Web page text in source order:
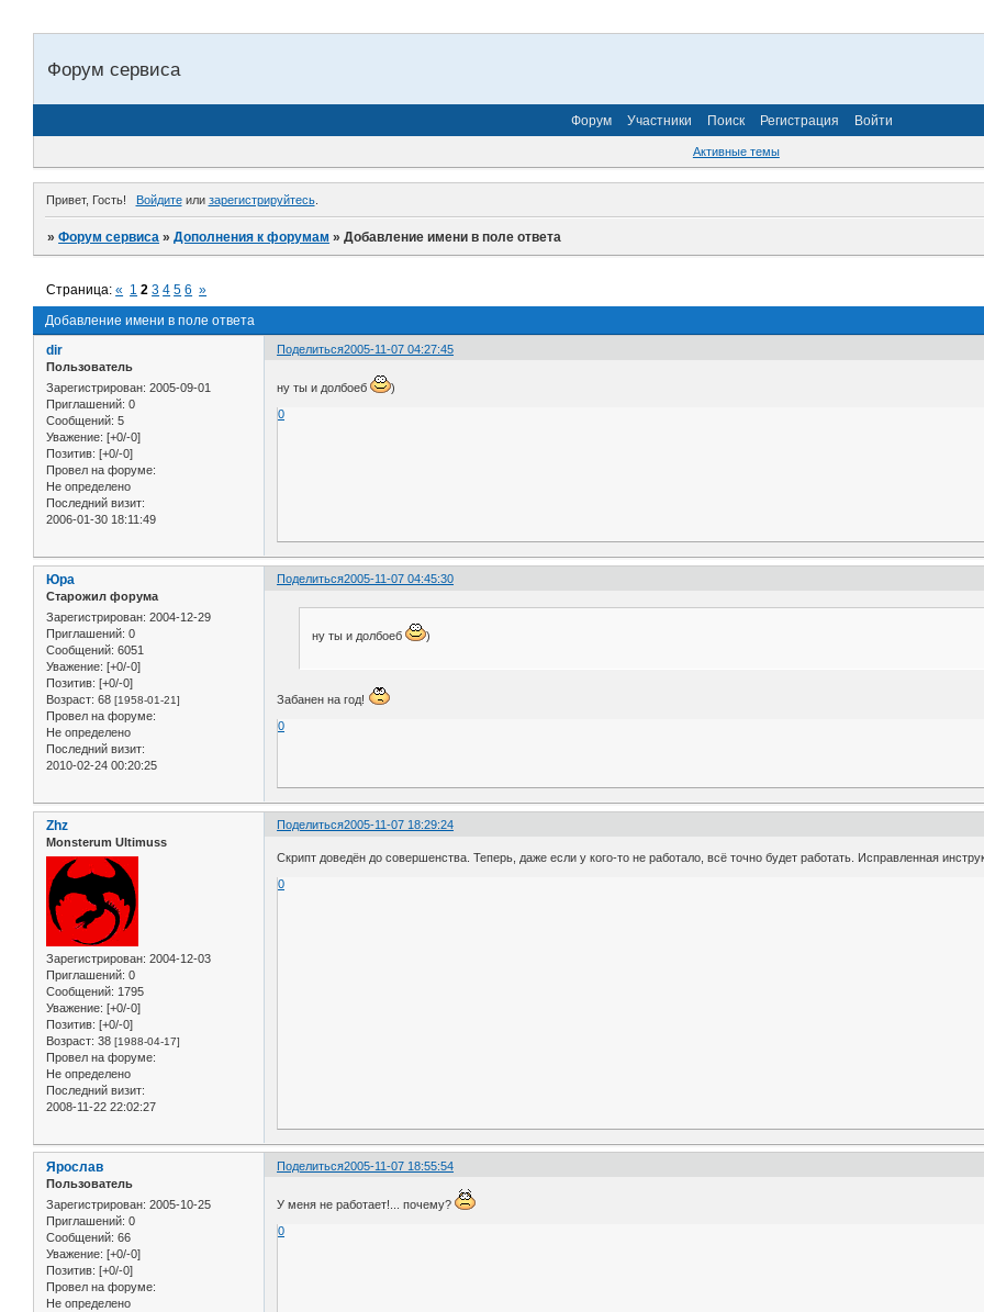
Форум сервиса
Форум Участники Поиск Регистрация Войти
Активные темы
Привет, Гость! Войдитеили зарегистрируйтесь.
»Форум сервиса »Дополнения к форумам »Добавление имени в поле ответа
Добавление имени в поле ответа
Страница:« 1 2 3 4 5 6 »
Поделиться2005-11-07 04:27:45
dir
Пользователь
Зарегистрирован: 2005-09-01
Приглашений: 0
Сообщений: 5
Уважение: [+0/-0]
Позитив: [+0/-0]
Провел на форуме:
Не определено
Последний визит:
2006-01-30 18:11:49
ну ты и долбоеб
)
0
Поделиться2005-11-07 04:45:30
Юра
Старожил форума
Зарегистрирован: 2004-12-29
Приглашений: 0
Сообщений: 6051
Уважение: [+0/-0]
Позитив: [+0/-0]
Возраст: 68 [1958-01-21]
Провел на форуме:
Не определено
Последний визит:
2010-02-24 00:20:25
ну ты и долбоеб )
Забанен на год!
0
Поделиться2005-11-07 18:29:24
Zhz
Monsterum Ultimuss
Зарегистрирован: 2004-12-03
Приглашений: 0
Сообщений: 1795
Уважение: [+0/-0]
Позитив: [+0/-0]
Возраст: 38 [1988-04-17]
Провел на форуме:
Не определено
Последний визит:
2008-11-22 22:02:27
Скрипт доведён до совершенства. Теперь, даже если у кого-то не работало, всё точно будет работать. Исправленная
0
Поделиться2005-11-07 18:55:54
Ярослав
Пользователь
Зарегистрирован: 2005-10-25
Приглашений: 0
Сообщений: 66
Уважение: [+0/-0]
Позитив: [+0/-0]
Провел на форуме:
Не определено
У меня не работает!... почему?
0